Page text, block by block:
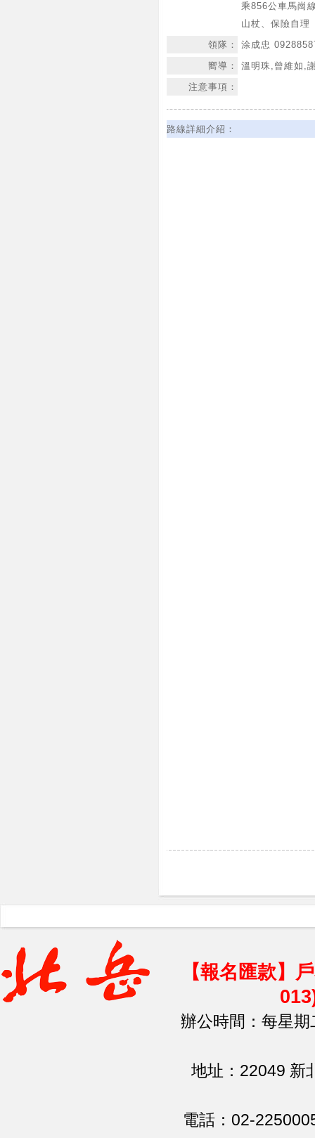
乘856公車馬崗
山杖、保險自理
領隊：
涂成忠
嚮導：
溫明珠,曾維如,
注意事項：
路線詳細介紹：
【報名匯款】
辦公時間：每星
地址：22049 新
電話：02-